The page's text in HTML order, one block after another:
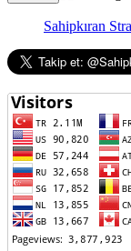
Sahipkıran